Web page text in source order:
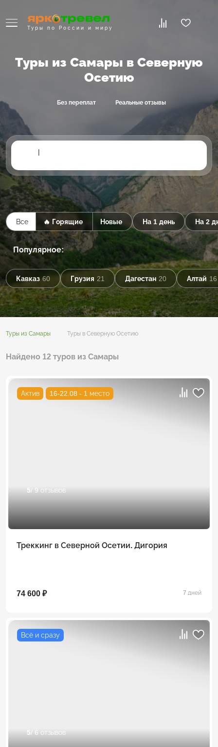
Туры по России и миру
Туры из Самары в Северную
Осетию
Без переплат Реальные отзывы
|
Все 🔥 Горящие Новые На 1 день На 2
Популярное:
Кавказ 60 Грузия 21 Дагестан 20 Алтай 16
Туры из Самары Туры в Северную Осетию
Найдено 12 туров из Самары
Актив 16-22.08 - 1 место
5/ 9 отзывов
Треккинг в Северной Осетии. Дигория
74 600 ₽ 7 дней
Всё и сразу
5/ 6 отзывов